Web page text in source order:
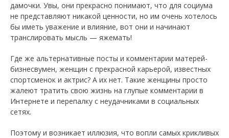
дамочки. Увы, они прекрасно понимают, что для социума
не представляют никакой ценности, но им очень хотелось
бы иметь уважение и влияние, вот они и начинают
транслировать мысль — яжемать!
Где же альтернативные посты и комментарии матерей-
бизнесвумен, женщин с прекрасной карьерой, известных
спортсменок и актрис? А их нет. Такие женщины просто
жалеют тратить свою жизнь на глупые комментарии в
Интернете и перепалку с неудачниками в социальных
сетях.
Поэтому и возникает иллюзия, что вопли самых крикливых